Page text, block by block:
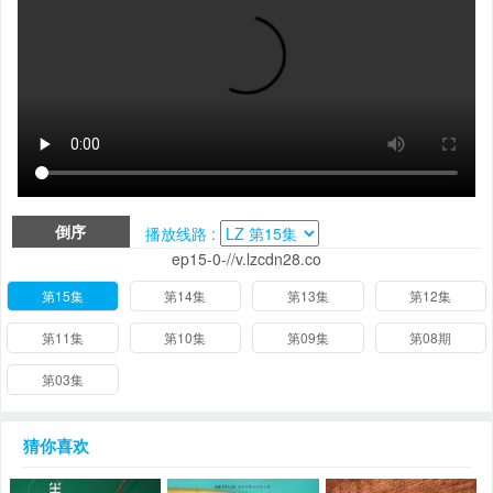
倒序
播放线路 :
ep15-0-//v.lzcdn28.co
第15集 第14集 第13集 第12集
第11集 第10集 第09集 第08期
第03集
猜你喜欢